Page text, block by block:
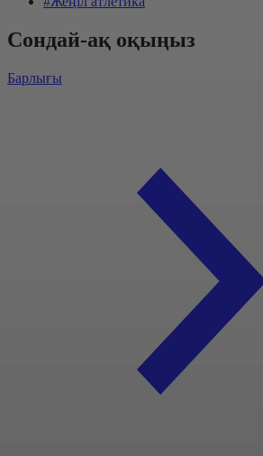
Сондай-ақ оқыңыз
Барлығы